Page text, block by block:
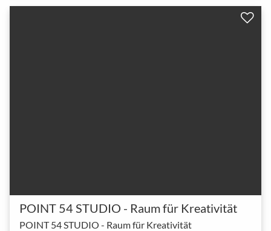
POINT 54 STUDIO - Raum für Kreativität
POINT 54 STUDIO - Raum für Kreativität